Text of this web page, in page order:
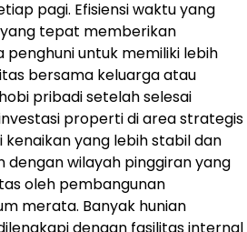
pagi. Efisiensi waktu yang
tepat memberikan
untuk memiliki lebih
bersama keluarga atau
pribadi setelah selesai
properti di area strategis
yang lebih stabil dan
dengan wilayah pinggiran yang
oleh pembangunan
merata. Banyak hunian
dengan fasilitas internal